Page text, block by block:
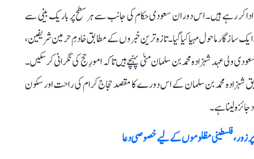
کر رہے ہیں۔ اس دوران سعودی حکام کی جانب سے ہر سطح پر باریک بینی سے
سازگار ماحول مہیا کیا گیا۔ تازہ ترین خبروں کے مطابق خادمِ حرمین شریفین،
ولی عہد شہزادہ محمد بن سلمان منیٰ پہنچے ہیں تاکہ امورِ حج کی نگرانی کر سکیں۔
شہزادہ محمد بن سلمان کے اس دورے کا مقصد حجاج کرام کی راحت اور سکون
لینا ہے۔
پر زور، فلسطینی مظلوموں کے لیے خصوصی دعا